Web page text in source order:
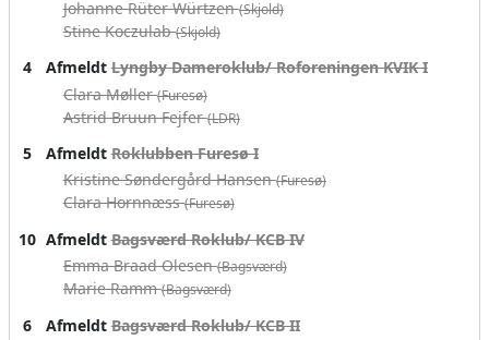
Johanne Rüter Würtzen(Skjold)
Stine Koczulab(Skjold)
4 AfmeldtLyngby Dameroklub/ Roforeningen KVIK I
Clara Møller(Furesø)
Astrid Bruun Fejfer(LDR)
5 AfmeldtRoklubben Furesø I
Kristine Søndergård Hansen(Furesø)
Clara Hornnæss(Furesø)
10 AfmeldtBagsværd Roklub/ KCB IV
Emma Braad Olesen(Bagsværd)
Marie Ramm(Bagsværd)
6 AfmeldtBagsværd Roklub/ KCB II